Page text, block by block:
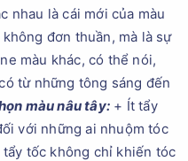
nhau là cái mới của màu
đơn thuần, mà là sự
màu khác, có thể nói,
từ những tông sáng đến
màu nâu tây: + Ít tẩy
với những ai nhuộm tóc
tốc không chỉ khiến tóc